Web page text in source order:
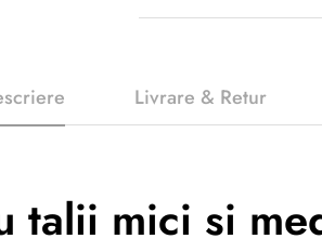
Livrare & Retur
talii mici si